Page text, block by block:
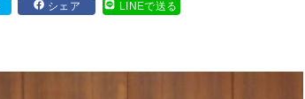
シェア LINEで送る